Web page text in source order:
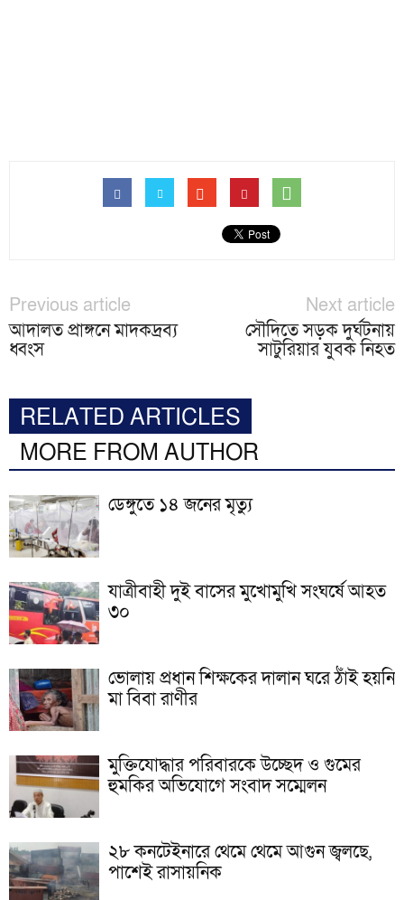
Previous article
আদালত প্রাঙ্গনে মাদকদ্রব্য
ধ্বংস
Next article
সৌদিতে সড়ক দুর্ঘটনায়
সাটুরিয়ার যুবক নিহত
RELATED ARTICLES
MORE FROM AUTHOR
ডেঙ্গুতে ১৪ জনের মৃত্যু
যাত্রীবাহী দুই বাসের মুখোমুখি সংঘর্ষে আহত
৩০
ভোলায় প্রধান শিক্ষকের দালান ঘরে ঠাঁই হয়নি
মা বিবা রাণীর
মুক্তিযোদ্ধার পরিবারকে উচ্ছেদ ও গুমের
হুমকির অভিযোগে সংবাদ সম্মেলন
২৮ কনটেইনারে থেমে থেমে আগুন জ্বলছে,
পাশেই রাসায়নিক